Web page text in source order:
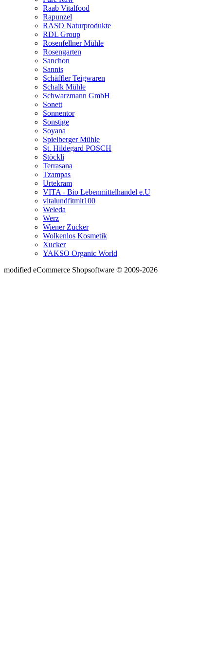
Raab Vitalfood
Rapunzel
RASO Naturprodukte
RDL Group
Rosenfellner Mühle
Rosengarten
Sanchon
Sannis
Schäffler Teigwaren
Schalk Mühle
Schwarzmann GmbH
Sonett
Sonnentor
Sonstige
Soyana
Spielberger Mühle
St. Hildegard POSCH
Stöckli
Terrasana
Tzampas
Urtekram
VITA - Bio Lebenmittelhandel e.U
vitalundfitmit100
Weleda
Werz
Wiener Zucker
Wolkenlos Kosmetik
Xucker
YAKSO Organic World
modified eCommerce Shopsoftware © 2009-2026